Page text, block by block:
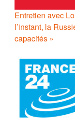
Entretien avec
l’instant, la
capacités »